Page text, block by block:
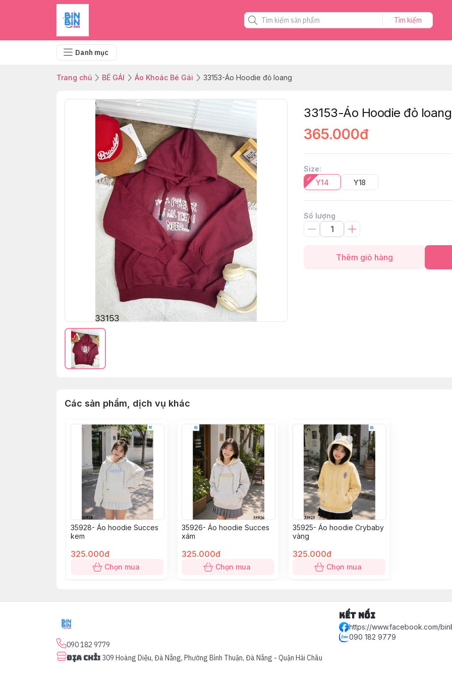
Tìm kiếm
Danh mục
Trang chủ BÉ GÁI Áo Khoác Bé Gái 33153-Áo Hoodie đỏ loang
33153-Áo Hoodie đỏ loang
365.000đ
Size:
Y14
Y18
Số lượng
Thêm giỏ hàng
Các sản phẩm, dịch vụ khác
35928- Áo hoodie Succes
kem
325.000đ
Chọn mua
35926- Áo hoodie Succes
xám
325.000đ
Chọn mua
35925- Áo hoodie Crybaby
vàng
325.000đ
Chọn mua
090 182 9779
Địa chỉ: 309 Hoàng Diệu, Đà Nẵng, Phường Bình Thuận, Đà Nẵng - Quận Hải Châu
Kết nối
https://www.facebook.com/
090 182 9779